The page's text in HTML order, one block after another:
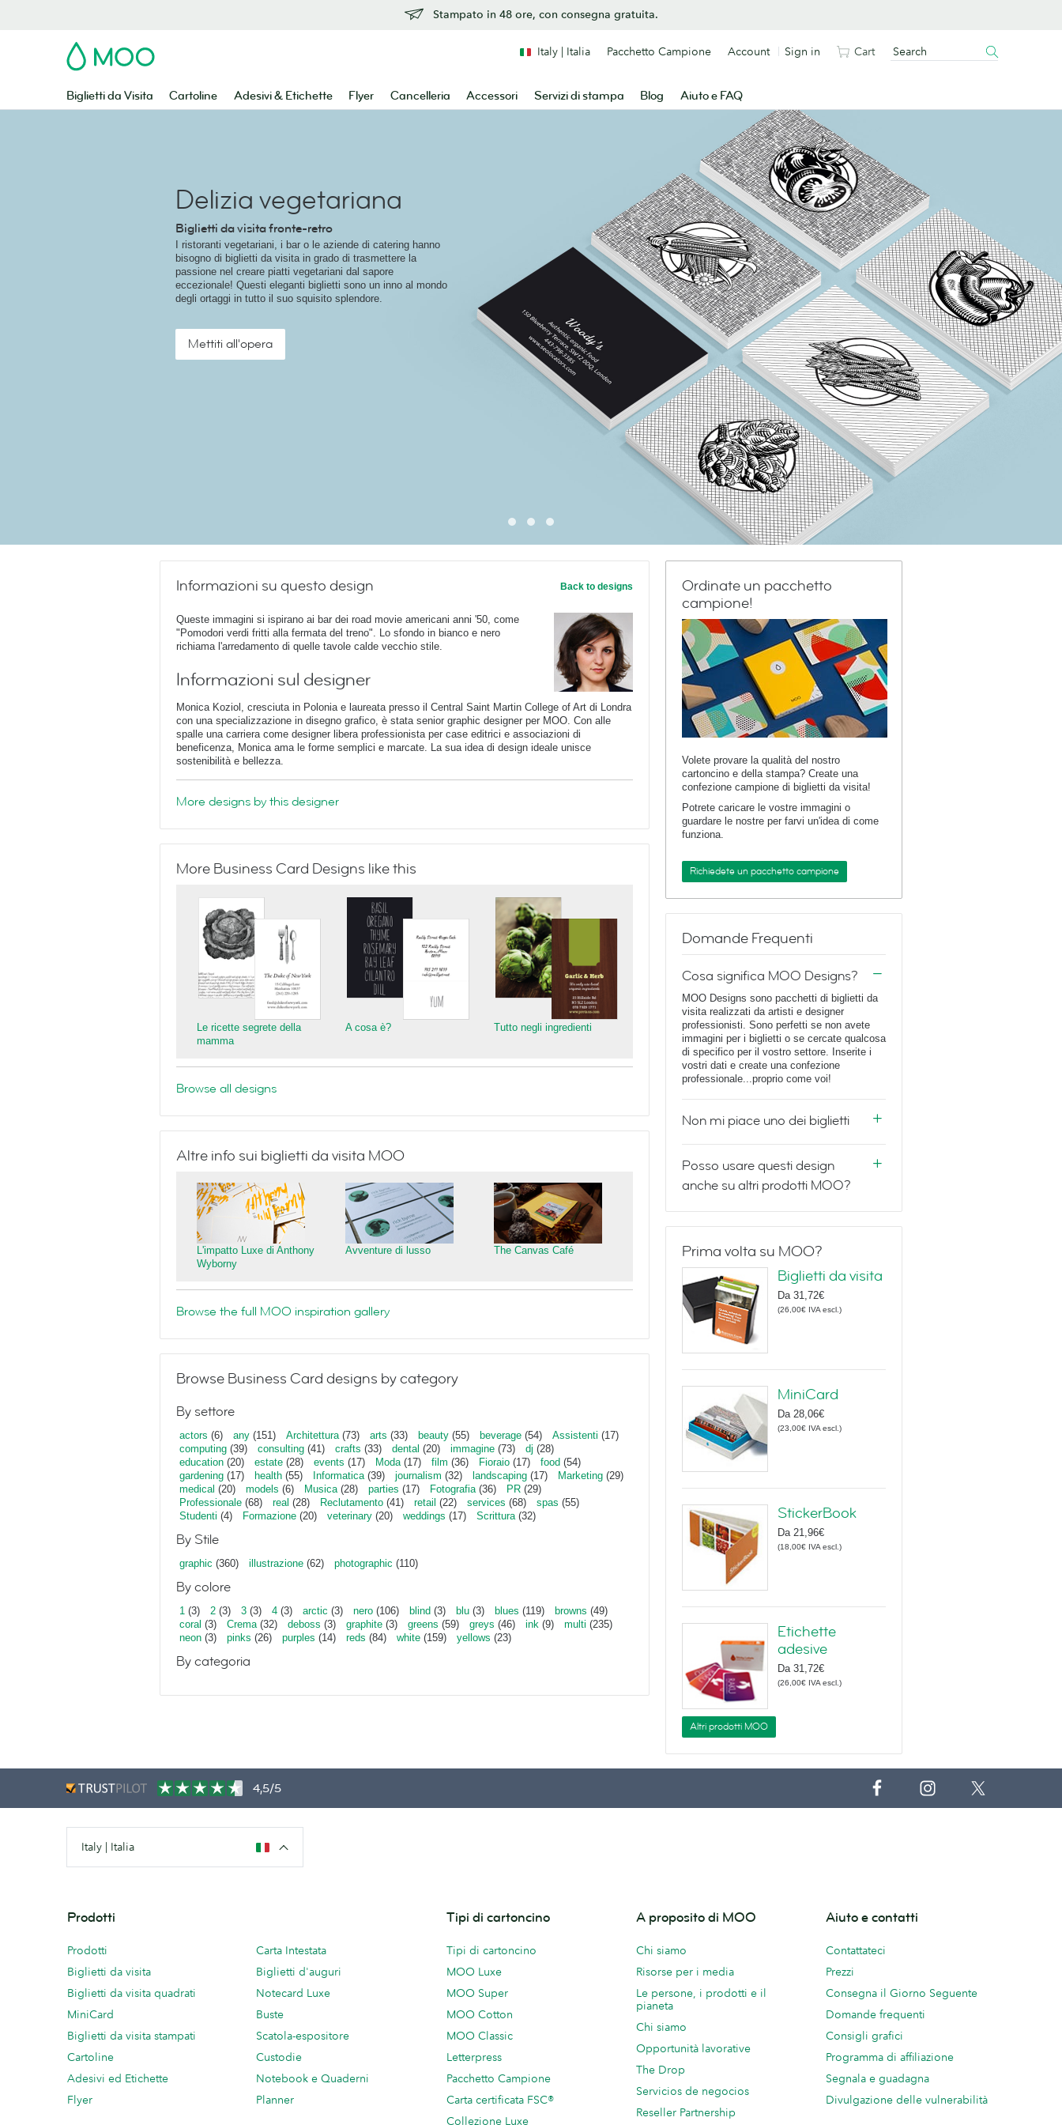
Stampato in 48 ore, con consegna gratuita.
MOO
Biglietti da Visita Cartoline Adesivi & Etichette Flyer Cancelleria Accessori Servizi di stampa Blog Aiuto e FAQ
Italy | Italia Pacchetto Campione Account Sign in Cart
Delizia vegetariana
Biglietti da visita fronte-retro
I ristoranti vegetariani, i bar o le aziende di catering hanno
bisogno di biglietti da visita in grado di trasmettere la
passione nel creare piatti vegetariani dal sapore
eccezionale! Questi eleganti biglietti sono un inno al mondo
degli ortaggi in tutto il suo squisito splendore.
Mettiti all'opera
Informazioni su questo design Back to designs
Queste immagini si ispirano ai bar dei road movie americani anni '50, come
"Pomodori verdi fritti alla fermata del treno". Lo sfondo in bianco e nero
richiama l'arredamento di quelle tavole calde vecchio stile.
Informazioni sul designer
Monica Koziol, cresciuta in Polonia e laureata presso il Central Saint Martin College of Art di Londra
con una specializzazione in disegno grafico, è stata senior graphic designer per MOO. Con alle
spalle una carriera come designer libera professionista per case editrici e associazioni di
beneficenza, Monica ama le forme semplici e marcate. La sua idea di design ideale unisce
sostenibilità e bellezza.
More designs by this designer
More Business Card Designs like this
Le ricette segrete della
mamma
A cosa è? Tutto negli ingredienti
Browse all designs
Altre info sui biglietti da visita MOO
L'impatto Luxe di Anthony
Wyborny
Avventure di lusso The Canvas Café
Browse the full MOO inspiration gallery
Browse Business Card designs by category
By settore
actors (6) any (151) Architettura(73) arts (33) beauty (55) beverage (54) Assistenti (17)
computing (39) consulting (41) crafts (33) dental (20) immagine (73) dj (28)
education (20) estate (28) events (17) Moda(17) film (36) Fioraio (17) food (54)
gardening (17) health (55) Informatica(39) journalism (32) landscaping (17) Marketing (29)
medical (20) models (6) Musica (28) parties (17) Fotografia(36) PR (29)
Professionale (68) real (28) Reclutamento (41) retail (22) services (68) spas (55)
Studenti (4) Formazione (20) veterinary (20) weddings (17) Scrittura(32)
By Stile
graphic (360) illustrazione (62) photographic (110)
By colore
1 (3) 2 (3) 3 (3) 4 (3) arctic (3) nero (106) blind (3) blu (3) blues (119) browns (49)
coral (3) Crema(32) deboss (3) graphite (3) greens (59) greys (46) ink (9) multi (235)
neon (3) pinks (26) purples (14) reds (84) white (159) yellows (23)
By categoria
Ordinate un pacchetto
campione!
Volete provare la qualità del nostro
cartoncino e della stampa? Create una
confezione campione di biglietti da visita!
Potrete caricare le vostre immagini o
guardare le nostre per farvi un'idea di come
funziona.
Richiedete un pacchetto campione
Domande Frequenti
Cosa significa MOO Designs?
MOO Designs sono pacchetti di biglietti da
visita realizzati da artisti e designer
professionisti. Sono perfetti se non avete
immagini per i biglietti o se cercate qualcosa
di specifico per il vostro settore. Inserite i
vostri dati e create una confezione
professionale...proprio come voi!
Non mi piace uno dei biglietti
Posso usare questi design
anche su altri prodotti MOO?
Prima volta su MOO?
Biglietti da visita
Da 31,72€
(26,00€ IVA escl. )
MiniCard
Da 28,06€
(23,00€ IVA escl. )
StickerBook
Da 21,96€
(18,00€ IVA escl. )
Etichette
adesive
Da 31,72€
(26,00€ IVA escl. )
Altri prodotti MOO
4,5/5
Italy | Italia
Prodotti
Prodotti
Biglietti da visita
Biglietti da visita quadrati
MiniCard
Biglietti da visita stampati
Cartoline
Adesivi ed Etichette
Flyer
Carta Intestata
Biglietti d'auguri
Notecard Luxe
Buste
Scatola-espositore
Custodie
Notebook e Quaderni
Planner
Tipi di cartoncino
Tipi di cartoncino
MOO Luxe
MOO Super
MOO Cotton
MOO Classic
Letterpress
Pacchetto Campione
Carta certificata FSC®
Collezione Luxe
A proposito di MOO
Chi siamo
Risorse per i media
Le persone, i prodotti e il
pianeta
Chi siamo
Opportunità lavorative
The Drop
Servicios de negocios
Reseller Partnership
Aiuto e contatti
Contattateci
Prezzi
Consegna il Giorno Seguente
Domande frequenti
Consigli grafici
Programma di affiliazione
Segnala e guadagna
Divulgazione delle vulnerabilità